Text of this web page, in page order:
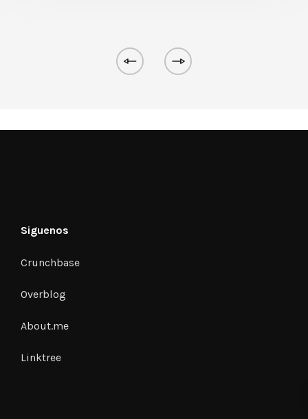
Siguenos
Crunchbase
Overblog
About.me
Linktree